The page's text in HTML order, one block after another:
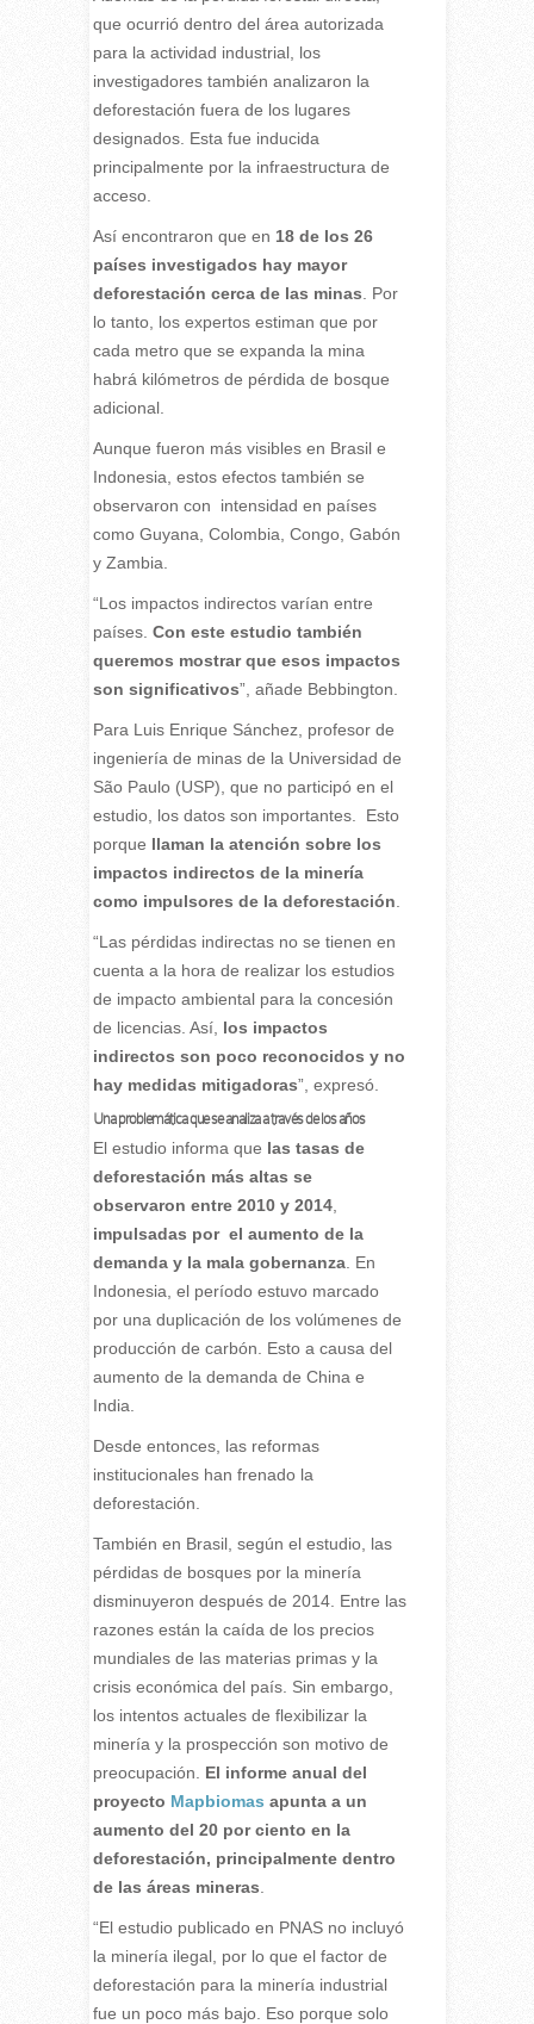
que ocurrió dentro del área autorizada
para la actividad industrial, los
investigadores también analizaron la
deforestación fuera de los lugares
designados. Esta fue inducida
principalmente por la infraestructura de
acceso.
Así encontraron que en 18 de los 26
países investigados hay mayor
deforestación cerca de las minas . Por
lo tanto, los expertos estiman que por
cada metro que se expanda la mina
habrá kilómetros de pérdida de bosque
adicional.
Aunque fueron más visibles en Brasil e
Indonesia, estos efectos también se
observaron con intensidad en países
como Guyana, Colombia, Congo, Gabón
y Zambia.
“Los impactos indirectos varían entre
países. Con este estudio también
queremos mostrar que esos impactos
son significativos”, añade Bebbington.
Para Luis Enrique Sánchez, profesor de
ingeniería de minas de la Universidad de
São Paulo (USP), que no participó en el
estudio, los datos son importantes. Esto
porque llaman la atención sobre los
impactos indirectos de la minería
como impulsores de la deforestación
“Las pérdidas indirectas no se tienen en
cuenta a la hora de realizar los estudios
de impacto ambiental para la concesión
de licencias. Así, los impactos
indirectos son poco reconocidos y no
hay medidas mitigadoras”, expresó.
Una problemática que se analiza a través de los años
El estudio informa que las tasas de
deforestación más altas se
observaron entre 2010 y 2014,
impulsadas por el aumento de la
demanda y la mala gobernanza. En
Indonesia, el período estuvo marcado
por una duplicación de los volúmenes de
producción de carbón. Esto a causa del
aumento de la demanda de China e
India.
Desde entonces, las reformas
institucionales han frenado la
deforestación.
También en Brasil, según el estudio, las
pérdidas de bosques por la minería
disminuyeron después de 2014. Entre las
razones están la caída de los precios
mundiales de las materias primas y la
crisis económica del país. Sin embargo,
los intentos actuales de flexibilizar la
minería y la prospección son motivo de
preocupación. El informe anual del
proyecto Mapbiomas apunta a un
aumento del 20 por ciento en la
deforestación, principalmente dentro
de las áreas mineras
“El estudio publicado en PNAS no incluyó
la minería ilegal, por lo que el factor de
deforestación para la minería industrial
fue un poco más bajo. Eso porque solo